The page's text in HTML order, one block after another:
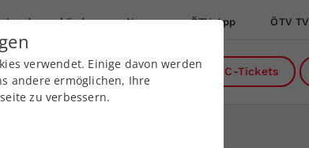
Landesverbände News ÖTV App ÖTV TV
Über uns DC-Tickets
verwendet. Einige davon werden
andere ermöglichen, Ihre
zu verbessern.